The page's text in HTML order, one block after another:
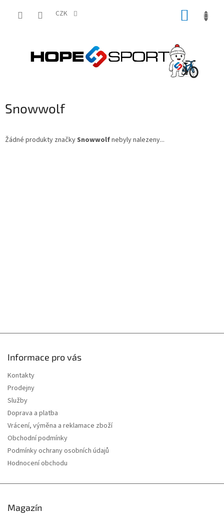
CZK
Snowwolf
Žádné produkty značkySnowwolfnebyly nalezeny...
Informace pro vás
Kontakty
Prodejny
Služby
Doprava a platba
Vrácení, výměna a reklamace zboží
Obchodní podmínky
Podmínky ochrany osobních údajů
Hodnocení obchodu
Magazín